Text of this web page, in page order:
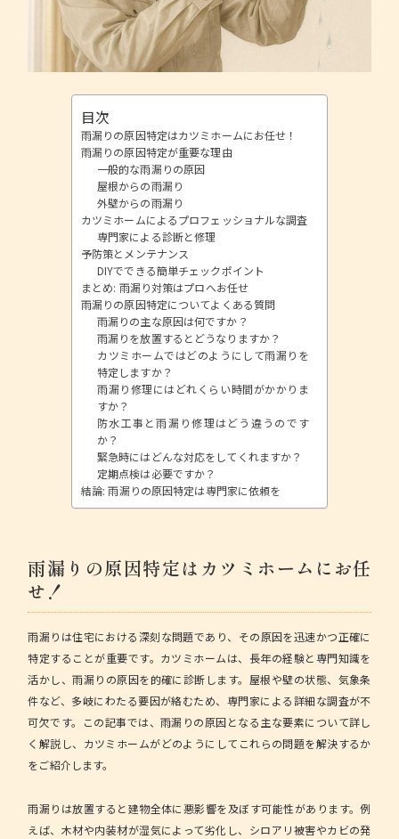
目次
雨漏りの原因特定はカツミホームにお任せ！
雨漏りの原因特定が重要な理由
一般的な雨漏りの原因
屋根からの雨漏り
外壁からの雨漏り
カツミホームによるプロフェッショナルな調査
専門家による診断と修理
予防策とメンテナンス
DIYでできる簡単チェックポイント
まとめ: 雨漏り対策はプロへお任せ
雨漏りの原因特定についてよくある質問
雨漏りの主な原因は何ですか？
雨漏りを放置するとどうなりますか？
カツミホームではどのようにして雨漏りを
特定しますか？
雨漏り修理にはどれくらい時間がかかりま
すか？
防水工事と雨漏り修理はどう違うのです
か？
緊急時にはどんな対応をしてくれますか？
定期点検は必要ですか？
結論: 雨漏りの原因特定は専門家に依頼を
雨漏りの原因特定はカツミホームにお任
せ！
雨漏りは住宅における深刻な問題であり、その原因を迅速かつ正確に
特定することが重要です。 カツミホームは、長年の経験と専門知識を
活かし、雨漏りの原因を的確に診断します。屋根や壁の状態、気象条
件など、多岐にわたる要因が絡むため、専門家による詳細な調査が不
可欠です。この記事では、雨漏りの原因となる主な要素について詳し
く解説し、カツミホームがどのようにしてこれらの問題を解決するか
をご紹介します。
雨漏りは放置すると建物全体に悪影響を及ぼす可能性があります。例
えば、木材や内装材が湿気によって劣化し、シロアリ被害やカビの発